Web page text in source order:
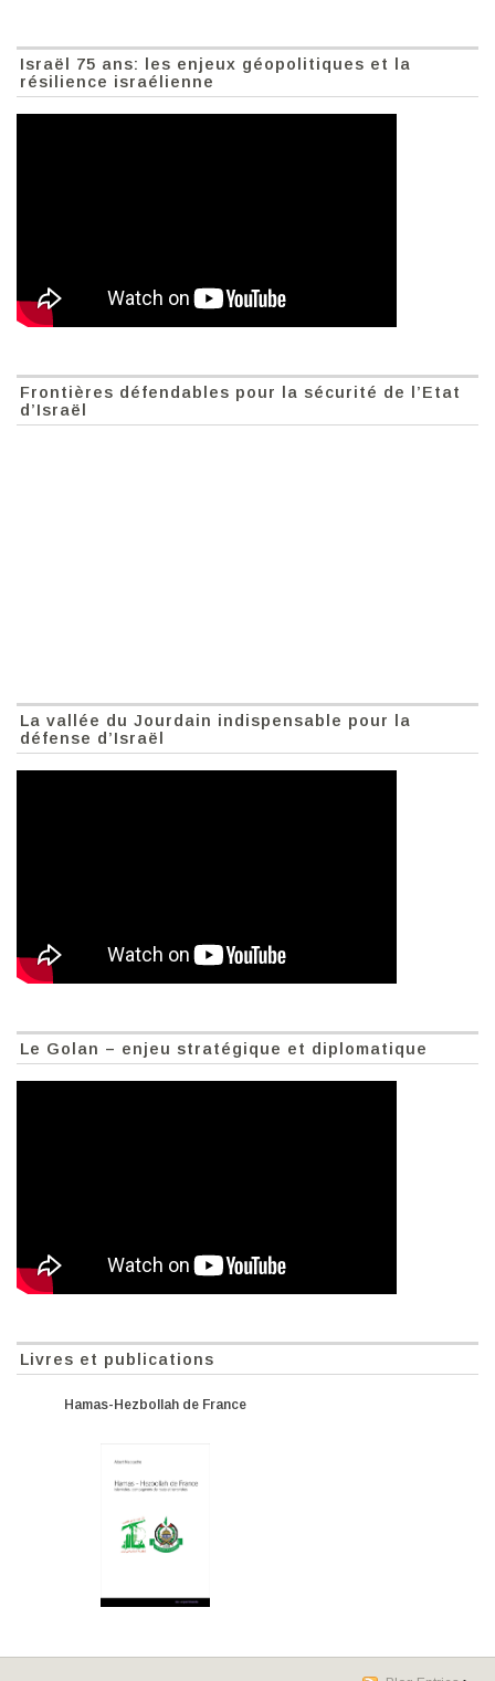
Israël 75 ans: les enjeux géopolitiques et la
résilience israélienne
Frontières défendables pour la sécurité de l’Etat
d’Israël
La vallée du Jourdain indispensable pour la
défense d’Israël
Le Golan – enjeu stratégique et diplomatique
Livres et publications
Hamas-Hezbollah de France